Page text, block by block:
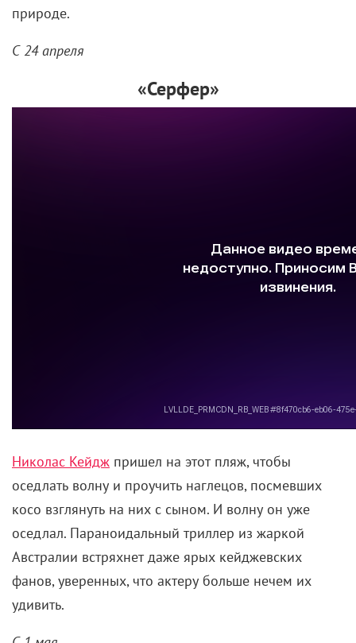
природе.
С 24 апреля
«Серфер»
Николас Кейдж пришел на этот пляж, чтобы
оседлать волну и проучить наглецов, посмевших
косо взглянуть на них с сыном. И волну он уже
оседлал. Параноидальный триллер из жаркой
Австралии встряхнет даже ярых кейджевских
фанов, уверенных, что актеру больше нечем их
удивить.